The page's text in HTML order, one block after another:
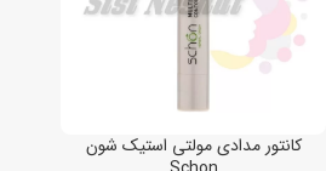
کانتور مدادی مولتی استیک شون